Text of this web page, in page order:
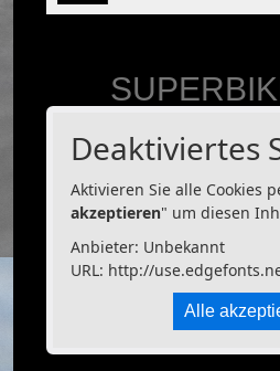
Deaktiviertes
Aktivieren Sie alle Cookies
akzeptieren" um diesen
Anbieter: Unbekannt
URL: http://
Alle